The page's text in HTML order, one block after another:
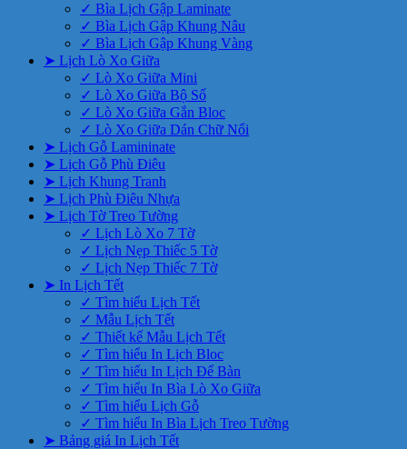
✓ Bìa Lịch Gập Laminate
✓ Bìa Lịch Gập Khung Nâu
✓ Bìa Lịch Gập Khung Vàng
➤ Lịch Lò Xo Giữa
✓ Lò Xo Giữa Mini
✓ Lò Xo Giữa Bộ Số
✓ Lò Xo Giữa Gắn Bloc
✓ Lò Xo Giữa Dán Chữ Nổi
➤ Lịch Gỗ Lamininate
➤ Lịch Gỗ Phù Điêu
➤ Lịch Khung Tranh
➤ Lịch Phù Điêu Nhựa
➤ Lịch Tờ Treo Tường
✓ Lịch Lò Xo 7 Tờ
✓ Lịch Nẹp Thiếc 5 Tờ
✓ Lịch Nẹp Thiếc 7 Tờ
➤ In Lịch Tết
✓ Tìm hiểu Lịch Tết
✓ Mẫu Lịch Tết
✓ Thiết kế Mẫu Lịch Tết
✓ Tìm hiểu In Lịch Bloc
✓ Tìm hiểu In Lịch Để Bàn
✓ Tìm hiểu In Bìa Lò Xo Giữa
✓ Tìm hiểu Lịch Gỗ
✓ Tìm hiểu In Bìa Lịch Treo Tường
➤ Bảng giá In Lịch Tết